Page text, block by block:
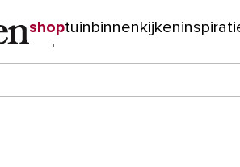
shoptuin binnenkijken
verbouwen